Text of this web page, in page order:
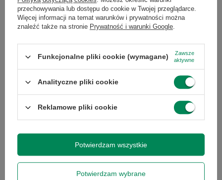
Wybrane dla Ciebie
Nvidia Quadro P400 2GB high
szt.
przechowywania lub dostępu do cookie w Twojej przeglądarce.
Więcej informacji na temat warunków i prywatności można
znaleźć także na stronie Prywatność i warunki Google.
Funkcjonalne pliki cookie (wymagane)
Zawsze
aktywne
Analityczne pliki cookie
Reklamowe pliki cookie
Potwierdzam wybrane
Potwierdzam wszystkie